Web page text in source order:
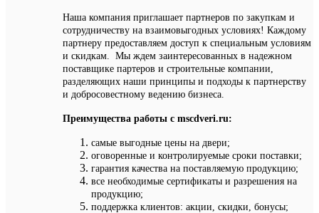
Наша компания приглашает партнеров по закупкам и
сотрудничеству на взаимовыгодных условиях! Каждому
партнеру предоставляем доступ к специальным условиям
и скидкам. Мы ждем заинтересованных в надежном
поставщике партеров и строительные компании,
разделяющих наши принципы и подходы к партнерству
и добросовестному ведению бизнеса.
Преимущества работы с mscdveri.ru:
самые выгодные цены на двери;
оговоренные и контролируемые сроки поставки;
гарантия качества на поставляемую продукцию;
все необходимые сертификаты и разрешения на
продукцию;
поддержка клиентов: акции, скидки, бонусы;